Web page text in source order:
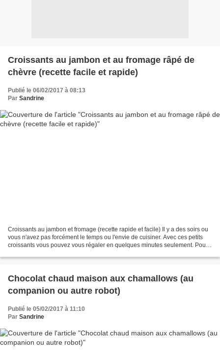
Croissants au jambon et au fromage râpé de
chèvre (recette facile et rapide)
Publié le 06/02/2017 à 08:13
Par Sandrine
Croissants au jambon et fromage (recette rapide et facile) Il y a des soirs ou
vous n'avez pas forcément le temps ou l'envie de cuisiner. Avec ces petits
croissants vous pouvez vous régaler en quelques minutes seulement. Pour
Chocolat chaud maison aux chamallows (au
companion ou autre robot)
Publié le 05/02/2017 à 11:10
Par Sandrine